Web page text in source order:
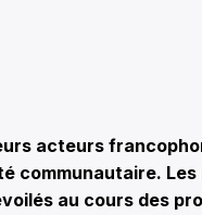
acteurs
communautaire. Les
au cours des